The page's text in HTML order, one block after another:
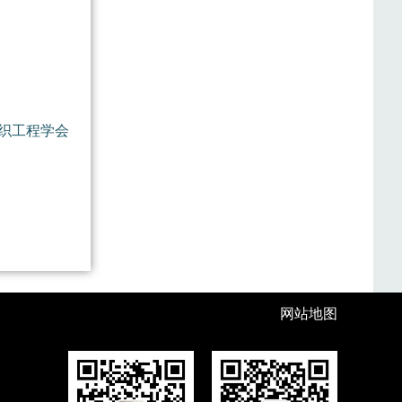
工程学会
网站地图